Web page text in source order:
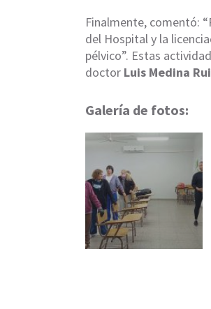
Finalmente, comentó:
del Hospital y la
pélvico”. Estas
doctor Luis Medina
Galería de fotos: